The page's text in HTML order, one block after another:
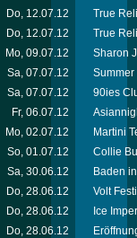
Do, 12.07.12
True
Do, 12.07.12
True
Mo, 09.07.12
Sharon
Sa, 07.07.12
Sa, 07.07.12
90ies
Fr, 06.07.12
Mo, 02.07.12
Martini
So, 01.07.12
Collie
Sa, 30.06.12
Baden
Do, 28.06.12
Volt
Do, 28.06.12
Ice
Do, 28.06.12